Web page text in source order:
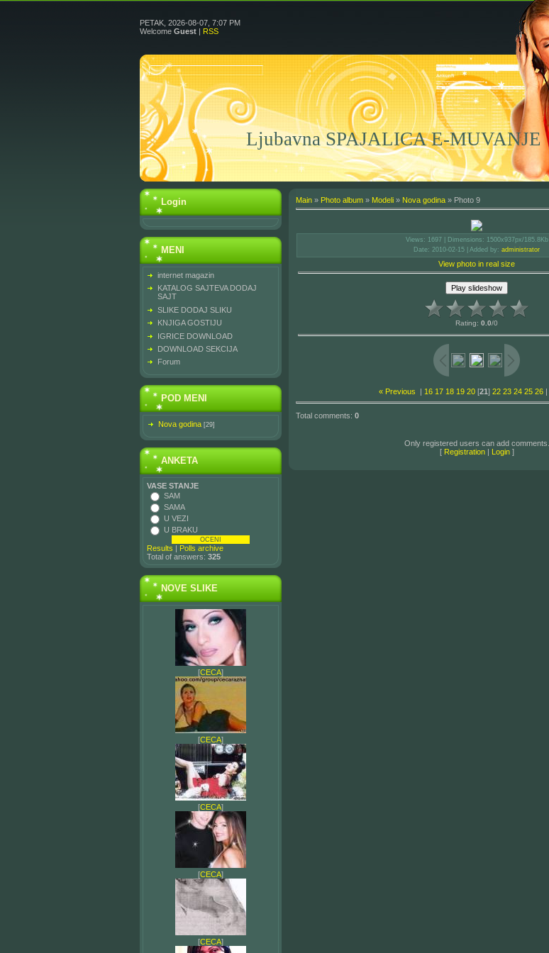
PETAK, 2026-08-07, 7:07 PM
Welcome Guest | RSS
Ljubavna SPAJALICA E-MUVANJE
Login
MENI
internet magazin
KATALOG SAJTEVA DODAJ
SAJT
SLIKE DODAJ SLIKU
KNJIGA GOSTIJU
IGRICE DOWNLOAD
DOWNLOAD SEKCIJA
Forum
POD MENI
Nova godina [29]
ANKETA
VASE STANJE
SAM
SAMA
U VEZI
U BRAKU
Results | Polls archive
Total of answers: 325
NOVE SLIKE
[CECA]
[CECA]
[CECA]
[CECA]
[CECA]
Main » Photo album » Modeli » Nova godina » Photo 9
Views : 1697 | Dimensions : 1500x937px/185.8Kb
Date: 2010-02-15 | Added by : administrator
View photo in real size
Rating: 0.0/0
« Previous | 16 17 18 19 20 [21] 22 23 24 25 26 |
Total comments: 0
Only registered users can add comments.
[ Registration| Login]